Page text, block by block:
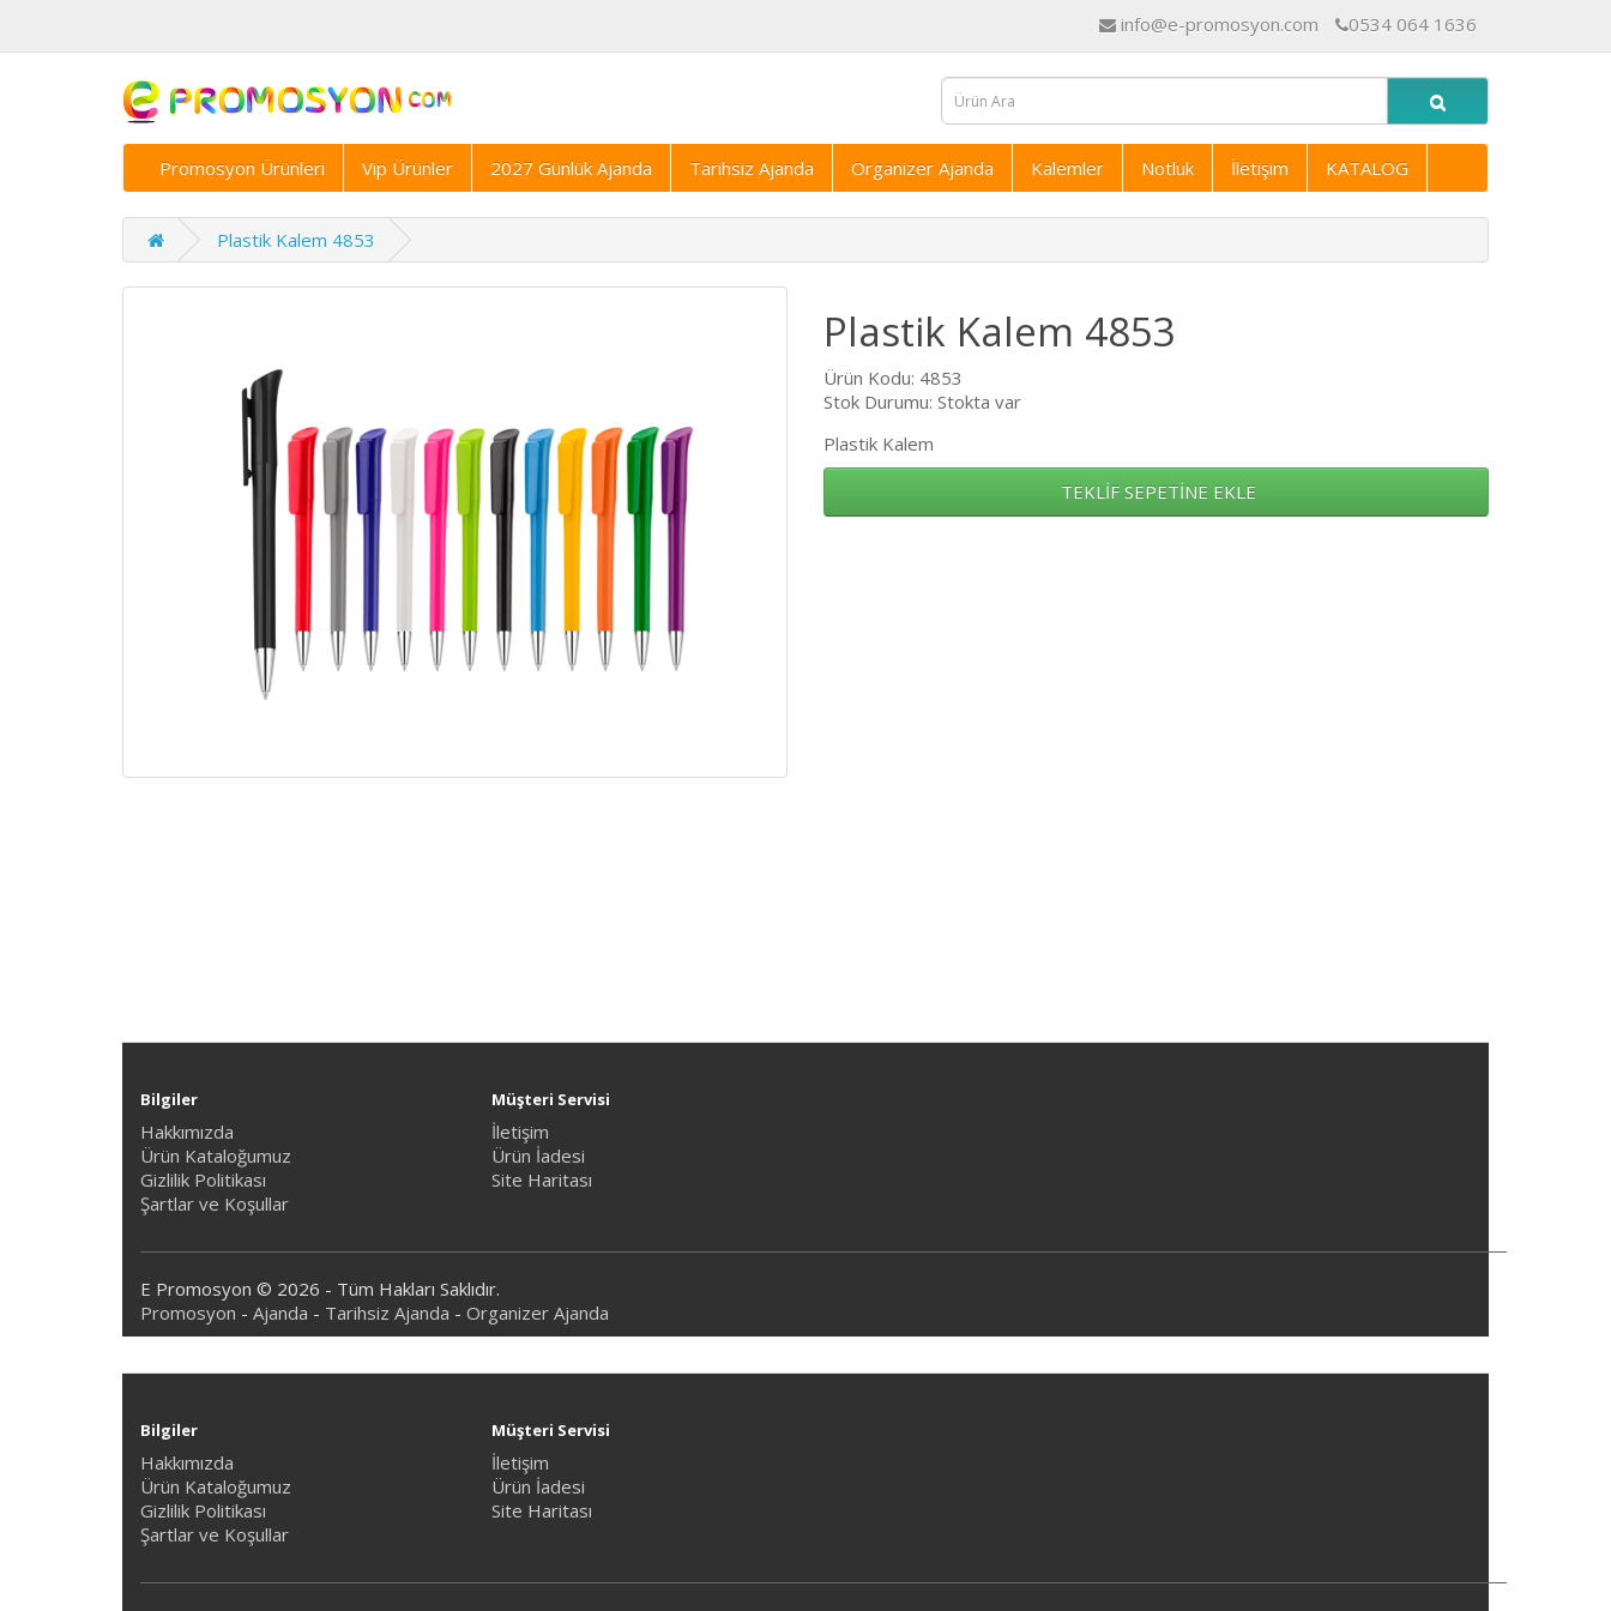
info@e-promosyon.com 0534 064 1636
Promosyon Ürünleri Vip Ürünler 2027 Günlük Ajanda Tarihsiz Ajanda Organizer Ajanda Kalemler Notluk İletişim KATALOG
Plastik Kalem 4853
Plastik Kalem 4853
Ürün Kodu: 4853
Stok Durumu: Stokta var
Plastik Kalem
TEKLİF SEPETİNE EKLE
Bilgiler
Hakkımızda
Ürün Kataloğumuz
Gizlilik Politikası
Şartlar ve Koşullar
Müşteri Servisi
İletişim
Ürün İadesi
Site Haritası
E Promosyon © 2026 - Tüm Hakları Saklıdır.
Promosyon - Ajanda - Tarihsiz Ajanda - Organizer Ajanda
Bilgiler
Hakkımızda
Ürün Kataloğumuz
Gizlilik Politikası
Şartlar ve Koşullar
Müşteri Servisi
İletişim
Ürün İadesi
Site Haritası